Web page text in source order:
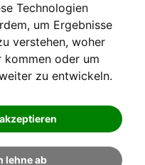
Technologien
um Ergebnisse
verstehen, woher
kommen oder um
zu entwickeln.
lehne ab
BLO24.at werben?
(0)664 2226600
Impressum
Datenschutz